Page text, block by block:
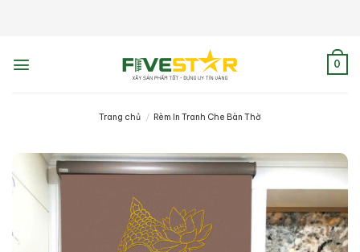
0
Trang chủ / Rèm In Tranh Che Bàn Thờ